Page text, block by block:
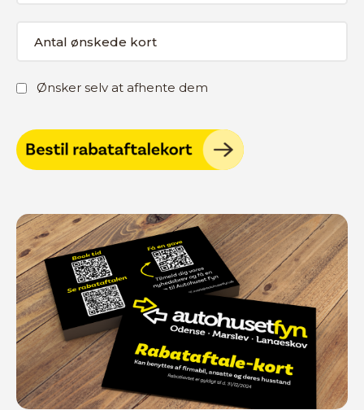
ønskede
(Påkrævet)
Afhentning
Ønsker selv at afhente dem